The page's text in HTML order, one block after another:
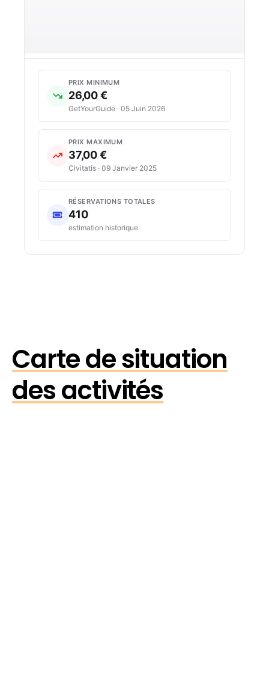
PRIX MINIMUM
26,00 €
GetYourGuide · 05 Juin 2026
PRIX MAXIMUM
37,00 €
Civitatis · 09 Janvier 2025
RÉSERVATIONS TOTALES
410
estimation historique
Carte de situation
des activités